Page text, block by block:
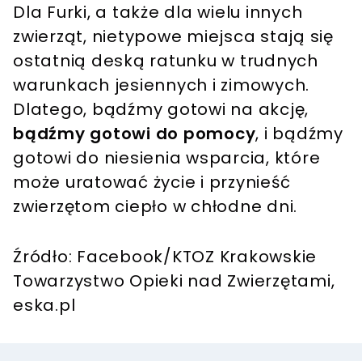
Dla Furki, a także dla wielu innych
zwierząt, nietypowe miejsca stają się
ostatnią deską ratunku w trudnych
warunkach jesiennych i zimowych.
Dlatego, bądźmy gotowi na akcję,
bądźmy gotowi do pomocy, i bądźmy
gotowi do niesienia wsparcia, które
może uratować życie i przynieść
zwierzętom ciepło w chłodne dni.
Źródło: Facebook/KTOZ Krakowskie
Towarzystwo Opieki nad Zwierzętami,
eska.pl